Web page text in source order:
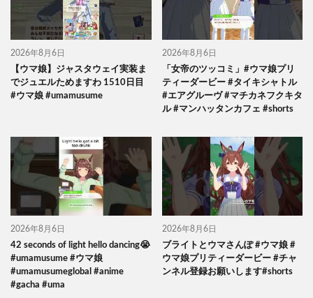
2026年8月6日
【ウマ娘】ジャスタウェイ実装ま
でジュエルためますわ 1510日目
#ウマ娘 #umamusume
2026年8月6日
「女帝のツッコミ」#ウマ娘プリ
ティーダービー #タイキシャトル
#エアグルーヴ #マチカネフクキタ
ル #マンハッタンカフェ #shorts
2026年8月6日
42 seconds of light hello dancing😭
#umamusume #ウマ娘
#umamusumeglobal #anime
#gacha #uma
2026年8月6日
ブライトとウマさんぽ #ウマ娘 #
ウマ娘プリティーダービー #チャ
ンネル登録お願いします#shorts